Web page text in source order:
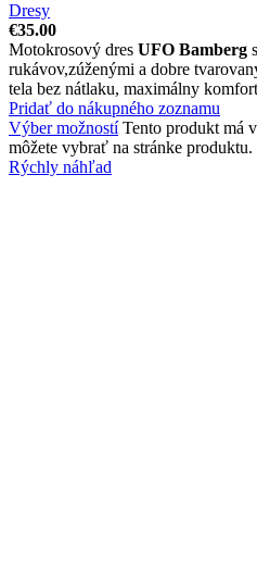
Dresy
€35.00
Motokrosový dres UFO Bamberg
rukávov,zúženými a dobre
tela bez nátlaku, maximálny
Pridať do nákupného zoznamu
Výber možností Tento produkt má
môžete vybrať na stránke produktu.
Rýchly náhľad